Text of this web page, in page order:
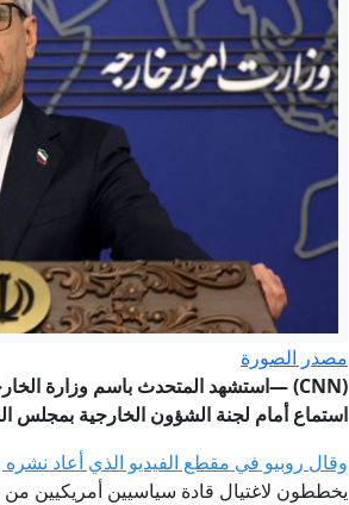
عاجل. - رغم
إيران
مصدر الصورة
(CNN)
—استشهد المتحدث باسم وزارة
استماع أمام لجنة الشؤون الخارجية بمجلس
وقال روبيو في مقطع الفيديو الذي أعاد نشره
يخططون لاغتيال قادة سياسيين أمريكيين